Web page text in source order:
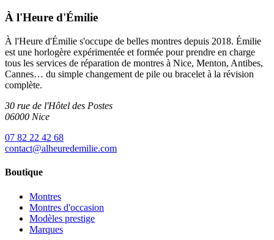
À l'Heure d'Émilie
À l'Heure d'Émilie s'occupe de belles montres depuis 2018. Émilie
est une horlogère expérimentée et formée pour prendre en charge
tous les services de réparation de montres à Nice, Menton, Antibes,
Cannes… du simple changement de pile ou bracelet à la révision
complète.
30 rue de l'Hôtel des Postes
06000 Nice
07 82 22 42 68
contact@alheuredemilie.com
Boutique
Montres
Montres d'occasion
Modèles prestige
Marques